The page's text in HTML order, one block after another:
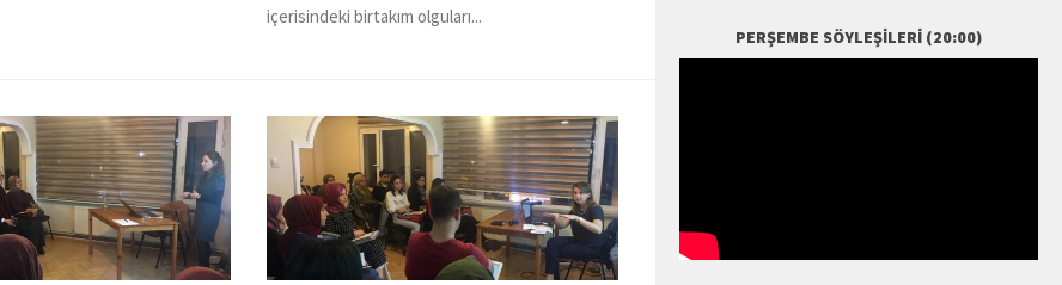
içerisindeki birtakım olguları...
PERŞEMBE SÖYLEŞILERI (20:00)